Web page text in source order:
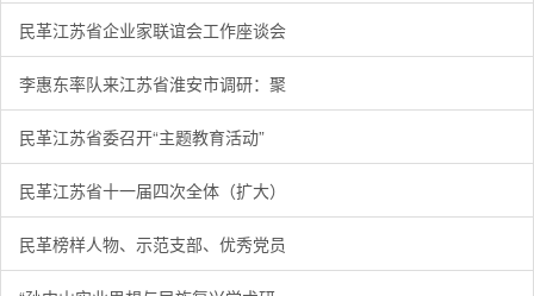
民革江苏省企业家联谊会工作座谈会
李惠东率队来江苏省淮安市调研：聚
民革江苏省委召开“主题教育活动”
民革江苏省十一届四次全体（扩大）
民革榜样人物、示范支部、优秀党员